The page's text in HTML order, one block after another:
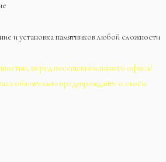
и установка памятников любой сложности
перед посещением нашего офиса/
обязательно предупреждайте о своём